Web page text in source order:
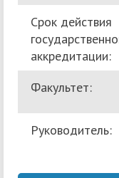
Срок действия
аккредитации:
Факультет:
Руководитель: